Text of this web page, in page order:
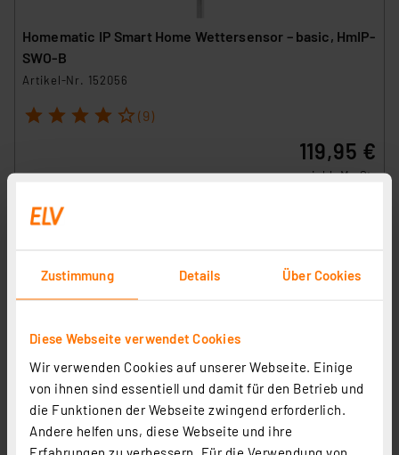
Zustimmung Details Über Cookies
Diese Webseite verwendet Cookies
Wir verwenden Cookies auf unserer Webseite. Einige
von ihnen sind essentiell und damit für den Betrieb und
die Funktionen der Webseite zwingend erforderlich.
Andere helfen uns, diese Webseite und ihre
Erfahrungen zu verbessern. Für die Verwendung von
Homematic IP Smart Home Wettersensor – basic, HmIP-
SWO-B
Artikel-Nr. 152056
1 2 3 4 5 (9)
119,95 €
inkl. MwSt.